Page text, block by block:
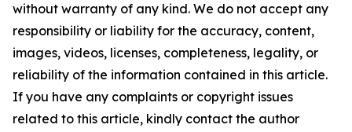
without warranty of any kind. We do not accept any
responsibility or liability for the accuracy, content,
images, videos, licenses, completeness, legality, or
reliability of the information contained in this article.
If you have any complaints or copyright issues
related to this article, kindly contact the author